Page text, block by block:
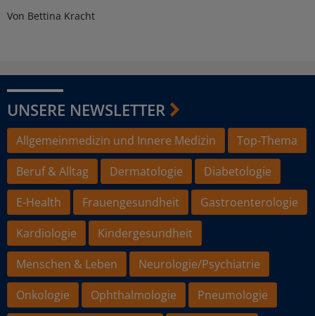
Von Bettina Kracht
UNSERE NEWSLETTER
Allgemeinmedizin und Innere Medizin
Top-Thema
Beruf & Alltag
Dermatologie
Diabetologie
E-Health
Frauengesundheit
Gastroenterologie
Kardiologie
Kindergesundheit
Menschen & Leben
Neurologie/Psychiatrie
Onkologie
Ophthalmologie
Pneumologie